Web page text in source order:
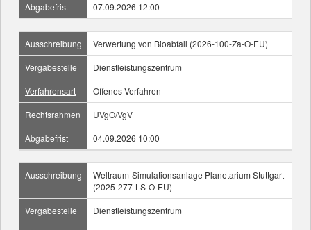
Abgabefrist
07.09.2026 12:00
Ausschreibung
Verwertung von Bioabfall (2026-100-Za-O-EU)
Vergabestelle
Dienstleistungszentrum
Verfahrensart
Offenes Verfahren
Rechtsrahmen
UVgO/VgV
Abgabefrist
04.09.2026 10:00
Ausschreibung
Weltraum-Simulationsanlage Planetarium Stuttgart
(2025-277-LS-O-EU)
Vergabestelle
Dienstleistungszentrum